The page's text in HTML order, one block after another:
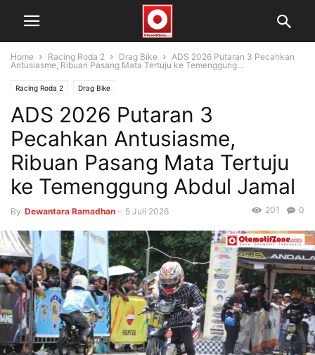
Home Racing Roda 2 Drag Bike
ADS 2026 Putaran 3 Pecahkan
Antusiasme, Ribuan Pasang Mata Tertuju ke Temenggung...
Racing Roda 2 Drag Bike
ADS 2026 Putaran 3
Pecahkan Antusiasme,
Ribuan Pasang Mata Tertuju
ke Temenggung Abdul Jamal
By Dewantara Ramadhan - 5 Juli 2026 0
201